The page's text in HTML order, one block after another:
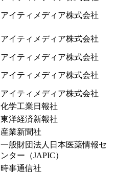
アイティメディア株式会社
アイティメディア株式会社
アイティメディア株式会社
アイティメディア株式会社
アイティメディア株式会社
化学工業日報社
東洋経済新報社
産業新聞社
一般財団法人日本医薬情報セ
ンター（JAPIC）
時事通信社